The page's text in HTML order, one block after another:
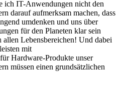
ich IT-Anwendungen nicht den
darauf aufmerksam machen, dass
umdenken und uns über
für den Planeten klar sein
allen Lebensbereichen! Und dabei
mit
Hardware-Produkte unser
müssen einen grundsätzlichen